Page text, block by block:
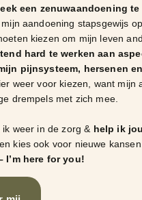
een zenuwaandoening te
aandoening stapsgewijs
kiezen om mijn leven
hard te werken aan
pijnsysteem, hersenen
weer voor kiezen, want mijn
drempels met zich mee.
ik weer in de zorg & help ik
kies ook voor nieuwe
I’m here for you!